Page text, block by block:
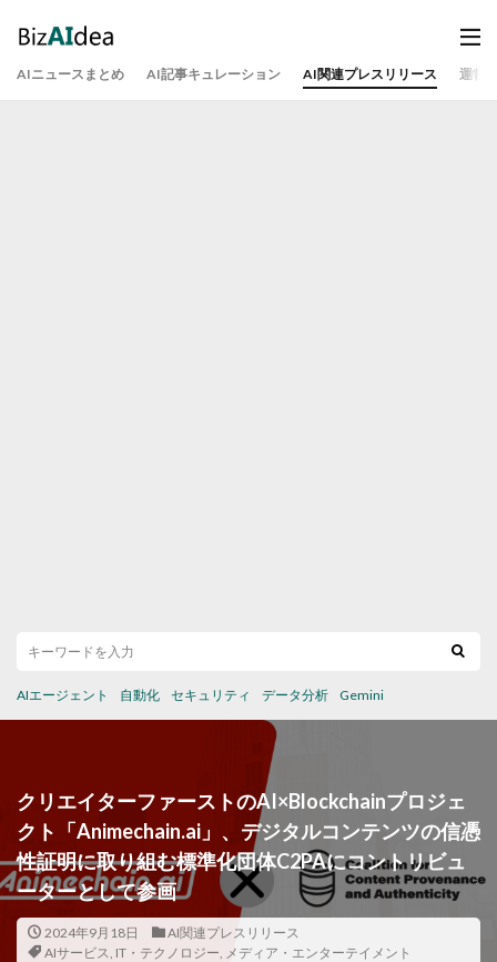
AIニュースまとめ AI記事キュレーション AI関連プレスリリース 運営
AIエージェント 自動化 セキュリティ データ分析 Gemini
クリエイターファーストのAI×Blockchainプロジェ
クト「Animechain.ai」、デジタルコンテンツの信憑
性証明に取り組む標準化団体C2PAにコントリビュ
ーターとして参画
2024年9月18日
AI関連プレスリリース
AIサービス, IT・テクノロジー, メディア・エンターテイメント